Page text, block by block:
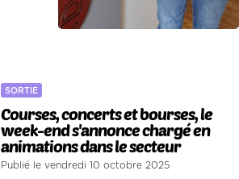
SORTIE
Courses, concerts et bourses, le
week-end s'annonce chargé en
animations dans le secteur
Publié le vendredi 10 octobre 2025